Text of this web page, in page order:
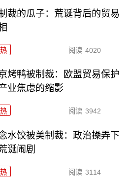
裁的瓜子：荒诞背后的贸易
阅读 4020
烤鸭被制裁：欧盟贸易保护
业焦虑的缩影
阅读 3942
水饺被美制裁：政治操弄下
诞闹剧
阅读 3114